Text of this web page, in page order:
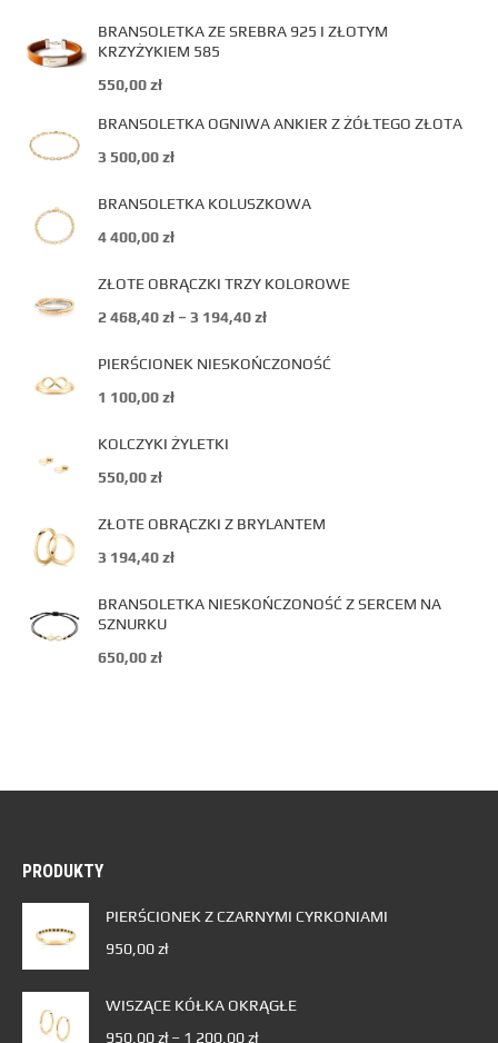
BRANSOLETKA ZE SREBRA 925 I ZŁOTYM
KRZYŻYKIEM 585
550,00zł
BRANSOLETKA OGNIWA ANKIER Z ŻÓŁTEGO ZŁOTA
3 500,00zł
BRANSOLETKA KOLUSZKOWA
4 400,00zł
ZŁOTE OBRĄCZKI TRZY KOLOROWE
2 468,40zł – 3 194,40zł
PIERŚCIONEK NIESKOŃCZONOŚĆ
1 100,00zł
KOLCZYKI ŻYLETKI
550,00zł
ZŁOTE OBRĄCZKI Z BRYLANTEM
3 194,40zł
BRANSOLETKA NIESKOŃCZONOŚĆ Z SERCEM NA
SZNURKU
650,00zł
PRODUKTY
PIERŚCIONEK Z CZARNYMI CYRKONIAMI
950,00zł
WISZĄCE KÓŁKA OKRĄGŁE
950,00zł – 1 200,00zł